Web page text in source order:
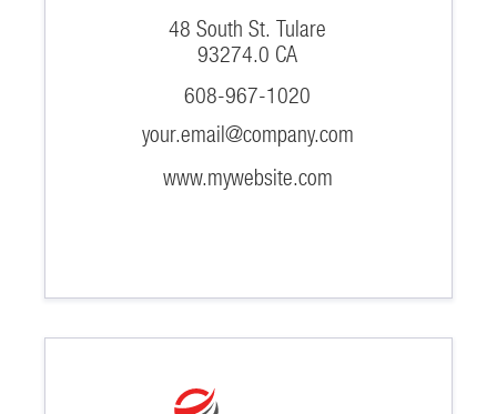
your.email@company.com
www.mywebsite.com
48 South St. Tulare
93274.0 CA
608-967-1020